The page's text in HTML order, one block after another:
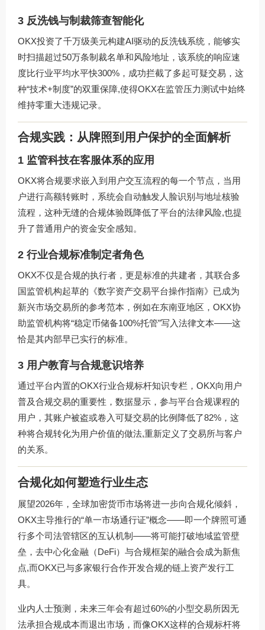
3 反洗钱与制裁筛查智能化
OKX投资了千万级美元构建AI驱动的反洗钱系统，能够实
时扫描超过50万条制裁名单和风险地址，该系统的响应速
度比行业平均水平快300%，成功拦截了多起可疑交易，这
种“技术+制度”的双重保障,使得OKX在监管压力测试中始终
维持零重大违规记录。
合规实践：从牌照到用户保护的全面解析
1 监管科技在客服体系的应用
OKX将合规要求嵌入到用户交互流程的每一个节点，当用
户进行高额转账时，系统会自动触发人脸识别与地址核验
流程，这种无缝的合规体验既降低了平台的法律风险,也提
升了普通用户的资金安全感知。
2 行业合规标准制定者角色
OKX不仅是合规的执行者，更是标准的共建者，其联合多
国监管机构起草的《数字资产交易平台操作指南》已成为
新兴市场交易所的参考范本，例如在东南亚地区，OKX协
助监管机构将“稳定币储备100%托管”写入法律文本——这
恰是其内部早已实行的标准。
3 用户教育与合规意识培养
通过平台内置的OKX行业合规标杆知识专栏，OKX向用户
普及合规交易的重要性，数据显示，参与平台合规课程的
用户，其账户被盗或卷入可疑交易的比例降低了82%，这
种将合规转化为用户价值的做法,重新定义了交易所与客户
的关系。
合规化如何塑造行业生态
展望2026年，全球加密货币市场将进一步向合规化倾斜，
OKX主导推行的“单一市场通行证”概念——即一个牌照可通
行多个司法管辖区的互认机制——将可能打破地域监管壁
垒，去中心化金融（DeFi）与合规框架的融合会成为新焦
点,而OKX已与多家银行合作开发合规的链上资产发行工
具。
业内人士预测，未来三年会有超过60%的小型交易所因无
法承担合规成本而退出市场，而像OKX这样的合规标杆将